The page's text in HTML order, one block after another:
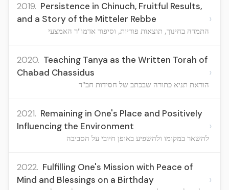
2019. Persistence in Chinuch, Fruitful Results,
and a Story of the Mitteler Rebbe
התמדה בחינוך, תוצאות פוריות, וסיפור אדמו"ר האמצעי
›
2020. Teaching Tanya as the Written Torah of
Chabad Chassidus
הוראת תניא כתורה שבכתב של חסידות חב"ד
›
2021. Remaining in One's Place and Positively
Influencing the Environment
להשאר במקומו ולהשפיע באופן חיובי על הסביבה
›
2022. Fulfilling One's Mission with Peace of
Mind and Blessings on a Birthday
›